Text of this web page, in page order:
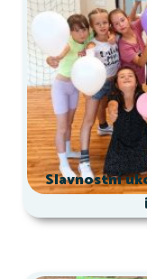
Slavnostní